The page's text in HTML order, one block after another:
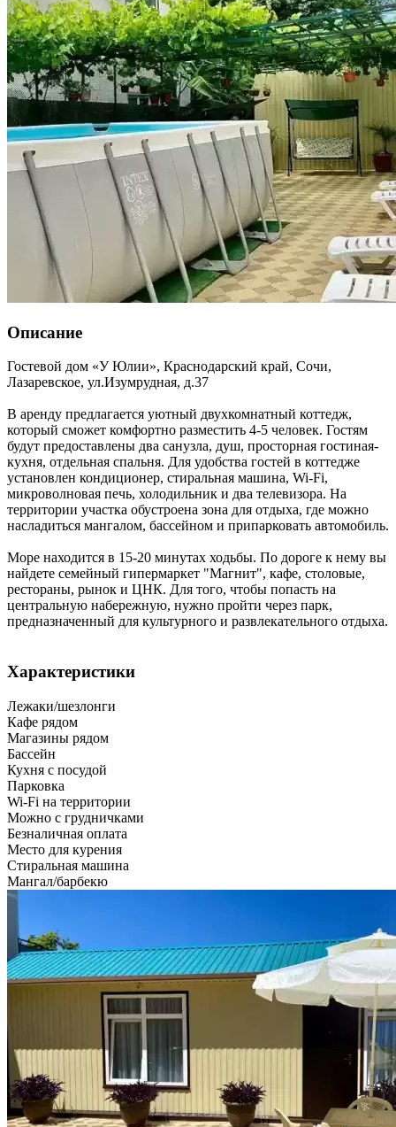
Описание
Гостевой дом «У Юлии», Краснодарский край, Сочи,
Лазаревское, ул.Изумрудная, д.37
В аренду предлагается уютный двухкомнатный коттедж,
который сможет комфортно разместить 4-5 человек. Гостям
будут предоставлены два санузла, душ, просторная гостиная-
кухня, отдельная спальня. Для удобства гостей в коттедже
установлен кондиционер, стиральная машина, Wi-Fi,
микроволновая печь, холодильник и два телевизора. На
территории участка обустроена зона для отдыха, где можно
насладиться мангалом, бассейном и припарковать автомобиль.
Море находится в 15-20 минутах ходьбы. По дороге к нему вы
найдете семейный гипермаркет "Магнит", кафе, столовые,
рестораны, рынок и ЦНК. Для того, чтобы попасть на
центральную набережную, нужно пройти через парк,
предназначенный для культурного и развлекательного отдыха.
Характеристики
Лежаки/шезлонги
Кафе рядом
Магазины рядом
Бассейн
Кухня с посудой
Парковка
Wi-Fi на территории
Можно с грудничками
Безналичная оплата
Место для курения
Стиральная машина
Мангал/барбекю